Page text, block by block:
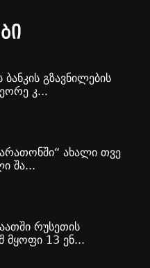
გზავნილების
კ...
ახალი თვე
შა...
რუსეთის
მყოფი 13 ენ...